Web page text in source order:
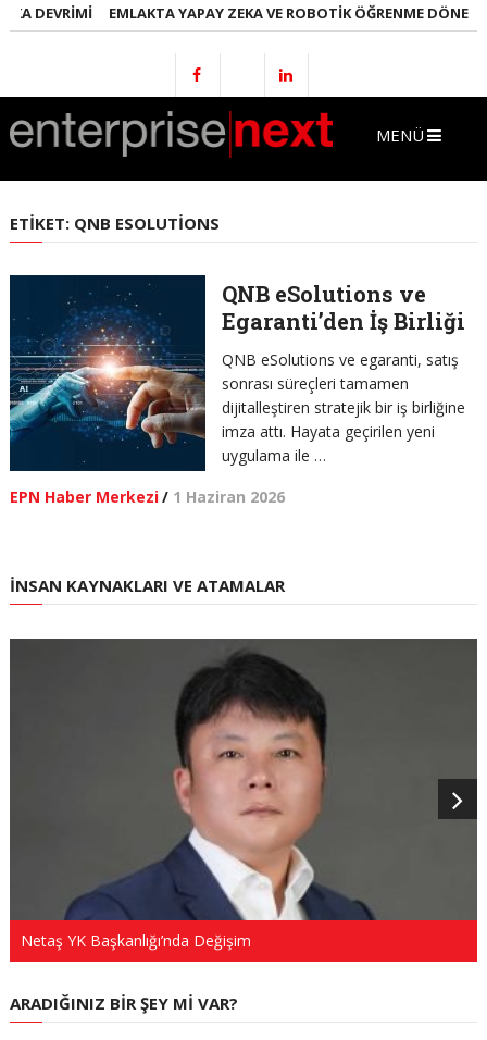
DEVRIMI EMLAKTA YAPAY ZEKA VE ROBOTIK ÖĞRENME DÖNEMI
MENÜ
ETIKET: QNB ESOLUTIONS
QNB eSolutions ve
Egaranti’den İş Birliği
QNB eSolutions ve egaranti, satış
sonrası süreçleri tamamen
dijitalleştiren stratejik bir iş birliğine
imza attı. Hayata geçirilen yeni
uygulama ile …
EPN Haber Merkezi/ 1 Haziran 2026
İNSAN KAYNAKLARI VE ATAMALAR
Netaş YK Başkanlığı’nda Değişim
ARADIĞINIZ BIR ŞEY MI VAR?